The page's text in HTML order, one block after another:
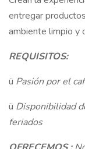
entregar
ambiente limpio y
REQUISITOS:
ü Pasión por el
ü Disponibilidad
feriados